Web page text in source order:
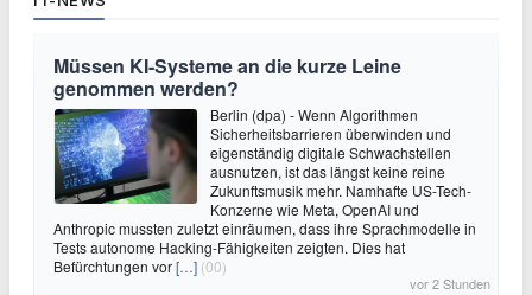
Müssen KI-Systeme an die kurze Leine
genommen werden?
Berlin (dpa) - Wenn Algorithmen
Sicherheitsbarrieren überwinden und
eigenständig digitale Schwachstellen
ausnutzen, ist das längst keine reine
Zukunftsmusik mehr. Namhafte US-Tech-
Konzerne wie Meta, OpenAI und
Anthropic mussten zuletzt einräumen, dass ihre Sprachmodelle in
Tests autonome Hacking-Fähigkeiten zeigten. Dies hat
Befürchtungen vor[…] (00)
vor 2 Stunden